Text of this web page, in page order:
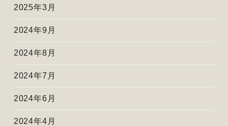
2025年3月
2024年9月
2024年8月
2024年7月
2024年6月
2024年4月